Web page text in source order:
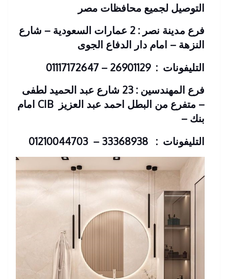
التوصيل لجميع محافظات مصر
فرع مدينة نصر : 2 عمارات السعودية – شارع
النزهة – امام دار الدفاع الجوى
التليفونات : 26901129 – 01117172647
فرع المهندسين : 23 شارع عبد الحميد لطفى
– متفرع من البطل احمد عبد العزيز
CIB امام
بنك –
التليفونات : 33368938 – 01210044703